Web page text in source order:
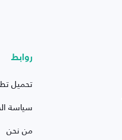
روابط
تحميل
سياسة
من نحن